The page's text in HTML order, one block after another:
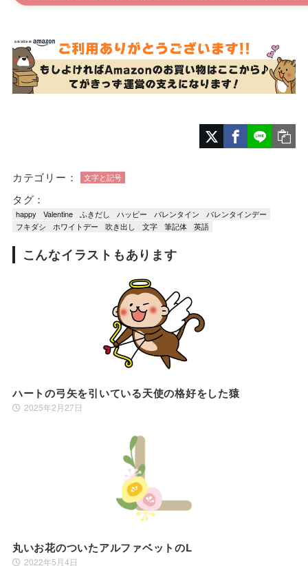
カテゴリー： 文字と記号
タグ：
happy Valentine ふきだし ハッピー バレンタイン
バレンタインデー
フキダシ
ホワイトデー 吹き出し 文字 筆記体 英語
こんなイラストもあります
ハートの弓矢を引いている天使の格好をした猿
2025年2月27日
丸いお花のついたアルファベットのL
2022年5月4日